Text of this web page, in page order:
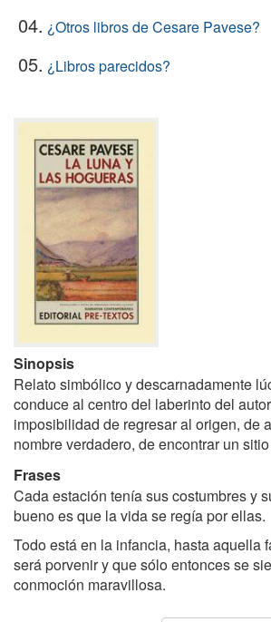
04. ¿Otros libros de Cesare Pavese?
05. ¿Libros parecidos?
Sinopsis
Relato simbólico y descarnadamente
conduce al centro del laberinto del
imposibilidad de regresar al origen, de
nombre verdadero, de encontrar un
Frases
Cada estación tenía sus costumbres y
bueno es que la vida se regía por ellas.
Todo está en la infancia, hasta aquella
será porvenir y que sólo entonces se
conmoción maravillosa.